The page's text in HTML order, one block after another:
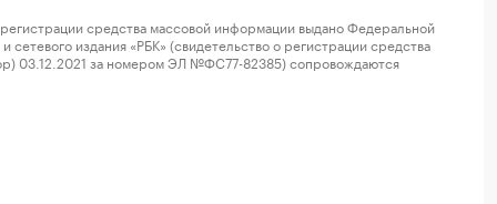
средства массовой информации выдано Федеральной
издания «РБК» (свидетельство о регистрации средства
03.12.2021 за номером ЭЛ №ФС77-82385) сопровождаются